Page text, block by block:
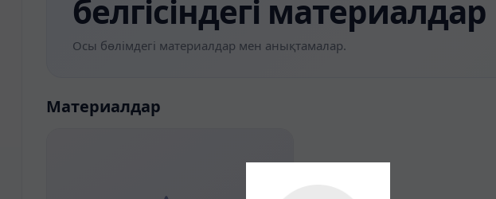
белгісіндегі материалдар
Осы бөлімдегі материалдар мен анықтамалар.
Материалдар